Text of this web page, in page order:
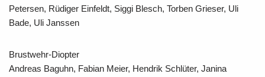
Petersen, Rüdiger Einfeldt, Siggi Blesch, Torben Grieser, Uli
Bade, Uli Janssen
Brustwehr-Diopter
Andreas Baguhn, Fabian Meier, Hendrik Schlüter, Janina